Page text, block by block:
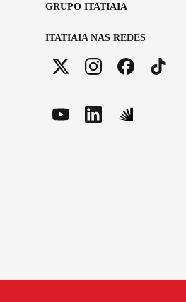
GRUPO ITATIAIA
ITATIAIA NAS REDES